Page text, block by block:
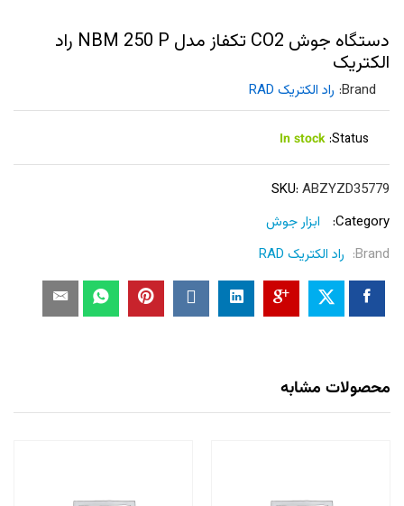
دستگاه جوش CO2 تکفاز مدل NBM 250 P راد
الکتریک
Brand: راد الکتریک RAD
Status:
In stock
SKU: ABZYZD35779
Category:
ابزار جوش
Brand: راد الکتریک RAD
محصولات مشابه